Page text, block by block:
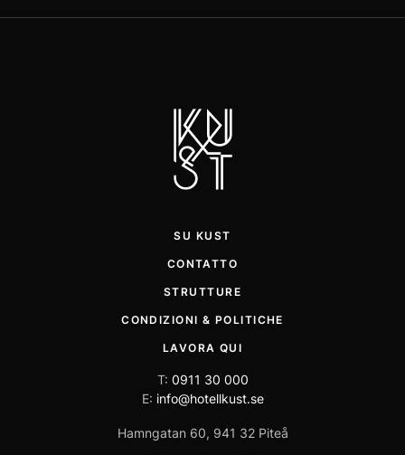
SU KUST
CONTATTO
STRUTTURE
CONDIZIONI & POLITICHE
LAVORA QUI
T: 0911 30 000
E: info@hotellkust.se
Hamngatan 60, 941 32 Piteå